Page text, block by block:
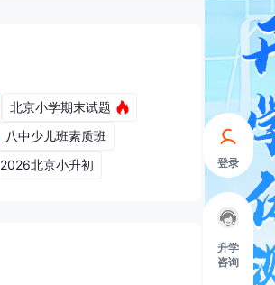
登录
升学
咨询
北京小学期末试题
八中少儿班素质班
2026北京小升初